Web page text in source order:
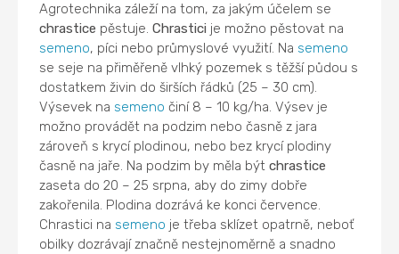
Agrotechnika záleží na tom, za jakým účelem se
chrastice pěstuje.Chrastici je možno pěstovat na
semeno, píci nebo průmyslové využití. Na semeno
se seje na přiměřeně vlhký pozemek s těžší půdou s
dostatkem živin do širších řádků (25 – 30 cm).
Výsevek na semeno činí 8 – 10 kg/ha. Výsev je
možno provádět na podzim nebo časně z jara
zároveň s krycí plodinou, nebo bez krycí plodiny
časně na jaře. Na podzim by měla býtchrastice
zaseta do 20 – 25 srpna, aby do zimy dobře
zakořenila. Plodina dozrává ke konci července.
Chrastici na semeno je třeba sklízet opatrně, neboť
obilky dozrávají značně nestejnoměrně a snadno